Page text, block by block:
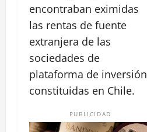
encontraban eximidas
las rentas de fuente
extranjera de las
sociedades de
plataforma de inversión
constituidas en Chile.
PUBLICIDAD